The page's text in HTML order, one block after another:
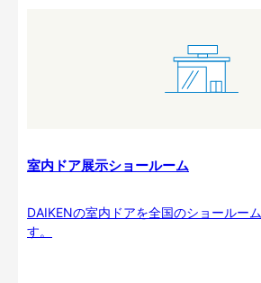
室内ドア展示ショールーム
DAIKENの室内ドアを全国のショールー
す。